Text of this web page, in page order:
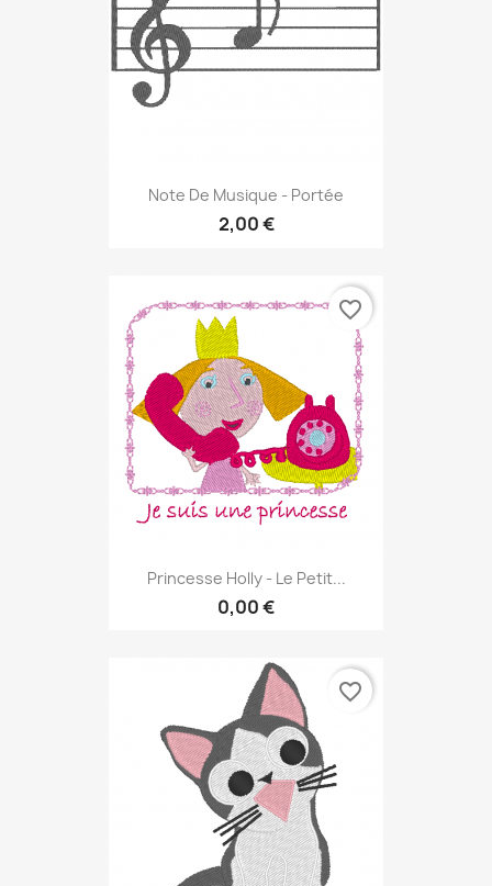
Note De Musique - Portée
2,00 €
Princesse Holly - Le Petit...
0,00 €
favorite_border
favorite_border